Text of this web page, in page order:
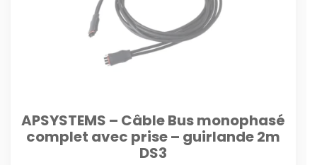
APSYSTEMS – Câble Bus monophasé
complet avec prise – guirlande 2m
DS3